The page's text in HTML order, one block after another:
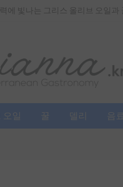
에 빛나는 그리스 올리브 오일과
일 꿀 델리 음